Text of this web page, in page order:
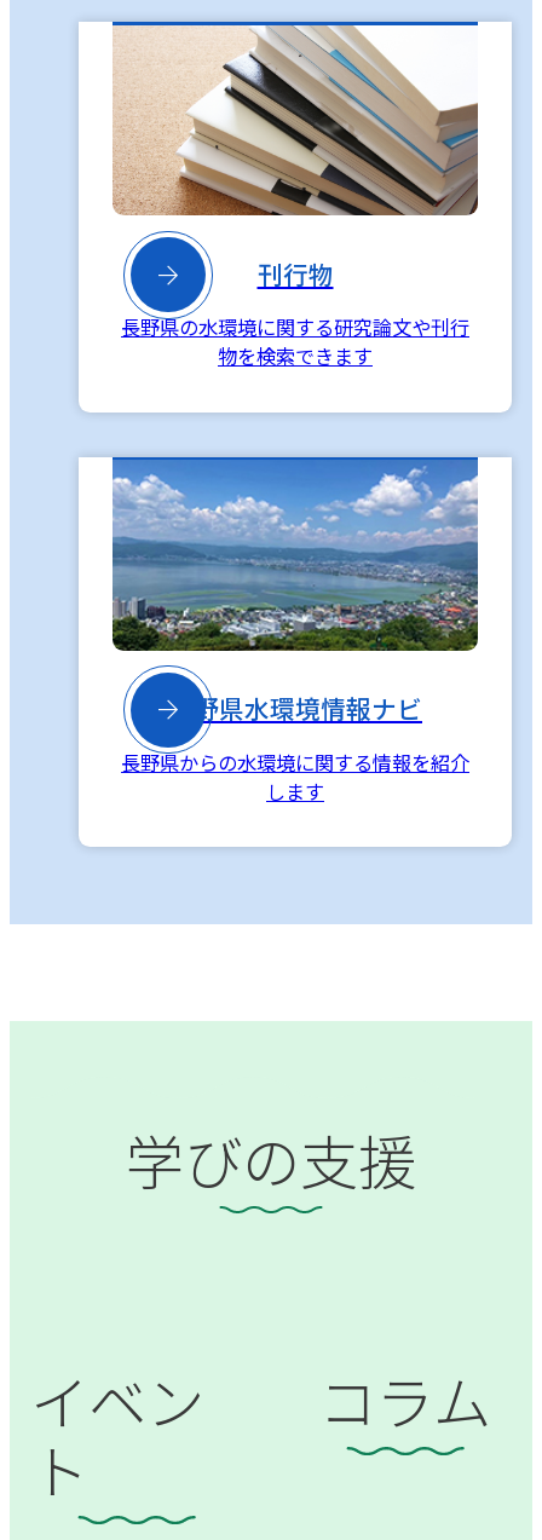
 刊行物
長野県の水環境に関する研究論文や刊行
物を検索できます
長野県水環境情報ナビ
長野県からの水環境に関する情報を紹介
します
学びの支援
イベン
ト
コラム